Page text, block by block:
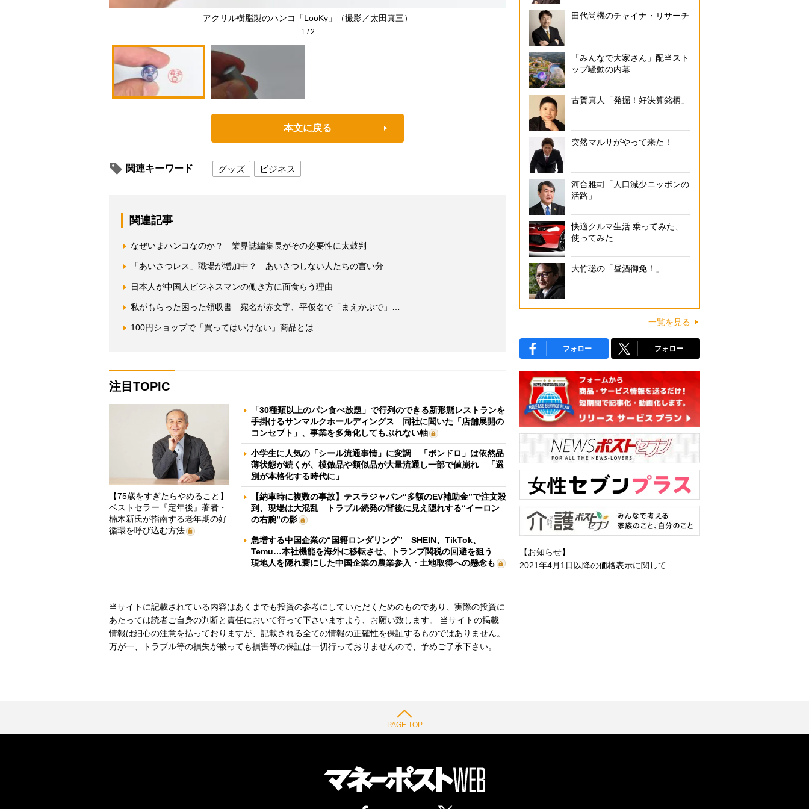
アクリル樹脂製のハンコ「LooKy」（撮影／太田真三） 暗い場所でも押しやすい「プロジェクタースタンプ」（撮影／
1 /2
本文に戻る
関連キーワード グッズ ビジネス
関連記事
なぜいまハンコなのか？ 業界誌編集長がその必要性に太鼓判
「あいさつレス」職場が増加中？ あいさつしない人たちの言い分
日本人が中国人ビジネスマンの働き方に面食らう理由
私がもらった困った領収書 宛名が赤文字、平仮名で「まえかぶで」…
100円ショップで「買ってはいけない」商品とは
注目TOPIC
【75歳をすぎたらやめること】
ベストセラー『定年後』著者・
楠木新氏が指南する老年期の好
循環を呼び込む方法
「30種類以上のパン食べ放題」で行列のできる新形態レストランを
手掛けるサンマルクホールディングス 同社に聞いた「店舗展開の
コンセプト」、事業を多角化してもぶれない軸
小学生に人気の「シール流通事情」に変調 「ボンドロ」は依然品
薄状態が続くが、模倣品や類似品が大量流通し一部で値崩れ 「選
別が本格化する時代に」
【納車時に複数の事故】テスラジャパン“多額のEV補助金”で注文殺
到、現場は大混乱 トラブル続発の背後に見え隠れする“イーロン
の右腕”の影
急増する中国企業の“国籍ロンダリング” SHEIN、TikTok、
Temu…本社機能を海外に移転させ、トランプ関税の回避を狙う
現地人を隠れ蓑にした中国企業の農業参入・土地取得への懸念も
当サイトに記載されている内容はあくまでも投資の参考にしていただくためのものであり、実際の投資に
あたっては読者ご自身の判断と責任において行って下さいますよう、お願い致します。 当サイトの掲載
情報は細心の注意を払っておりますが、記載される全ての情報の正確性を保証するものではありません。
万が一、トラブル等の損失が被っても損害等の保証は一切行っておりませんので、予めご了承下さい。
田代尚機のチャイナ・リサーチ
「みんなで大家さん」配当スト
ップ騒動の内幕
古賀真人「発掘！好決算銘柄」
突然マルサがやって来た！
河合雅司「人口減少ニッポンの
活路」
快適クルマ生活 乗ってみた、
使ってみた
大竹聡の「昼酒御免！」
一覧を見る
フォロー フォロー
【お知らせ】
2021年4月1日以降の価格表示に関して
PAGE TOP